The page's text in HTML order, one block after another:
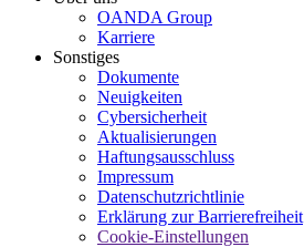
OANDA Group
Karriere
Sonstiges
Dokumente
Neuigkeiten
Cybersicherheit
Aktualisierungen
Haftungsausschluss
Impressum
Datenschutzrichtlinie
Erklärung zur Barrierefreiheit
Cookie-Einstellungen